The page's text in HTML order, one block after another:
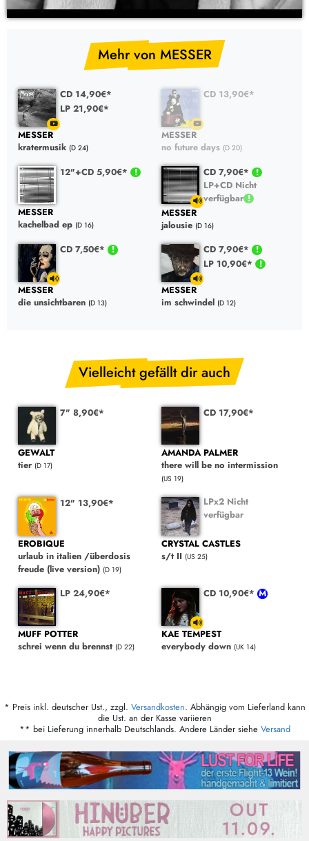
YouTube Video: MESSER – no future days (CD)
Mehr von MESSER
CD 14,90€*
LP 21,90€*
MESSER
kratermusik (D 24)
CD 13,90€*
MESSER
no future days (D 20)
12"+CD 5,90€*
MESSER
kachelbad ep (D 16)
CD 7,90€*
LP+CD Nicht
verfügbar
MESSER
jalousie (D 16)
CD 7,50€*
MESSER
die unsichtbaren (D 13)
CD 7,90€*
LP 10,90€*
MESSER
im schwindel (D 12)
Vielleicht gefällt dir auch
7" 8,90€*
GEWALT
tier (D 17)
CD 17,90€*
AMANDA PALMER
there will be no intermission
(US 19)
12" 13,90€*
EROBIQUE
urlaub in italien /überdosis
freude (live version) (D 19)
LPx2 Nicht
verfügbar
CRYSTAL CASTLES
s/t II (US 25)
LP 24,90€*
MUFF POTTER
schrei wenn du brennst (D 22)
CD 10,90€*
KAE TEMPEST
everybody down (UK 14)
* Preis inkl. deutscher Ust., zzgl. Versandkosten. Abhängig vom Lieferland kann
die Ust. an der Kasse variieren
** bei Lieferung innerhalb Deutschlands. Andere Länder siehe Versand